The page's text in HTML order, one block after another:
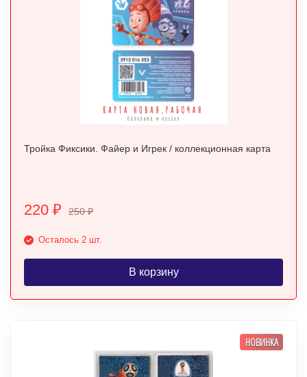
Тройка Фиксики. Файер и Игрек / коллекционная карта
220 ₽ 250₽
Осталось 2 шт.
В корзину
НОВИНКА